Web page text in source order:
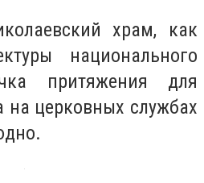
храм, как
национального
притяжения для
на церковных службах